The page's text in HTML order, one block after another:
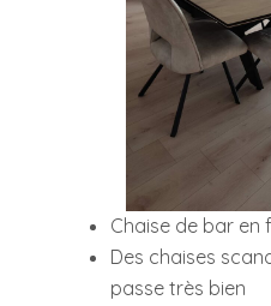
Chaise de bar en
Des chaises
passe très bien